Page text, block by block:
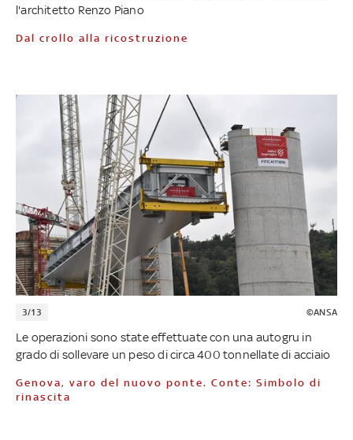
l'architetto Renzo Piano
Dal crollo alla ricostruzione
3/13 ©ANSA
Le operazioni sono state effettuate con una autogru in
grado di sollevare un peso di circa 400 tonnellate di acciaio
Genova, varo del nuovo ponte. Conte: Simbolo di
rinascita